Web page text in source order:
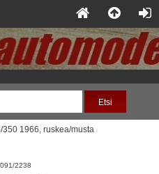
1966, ruskea/musta
2238